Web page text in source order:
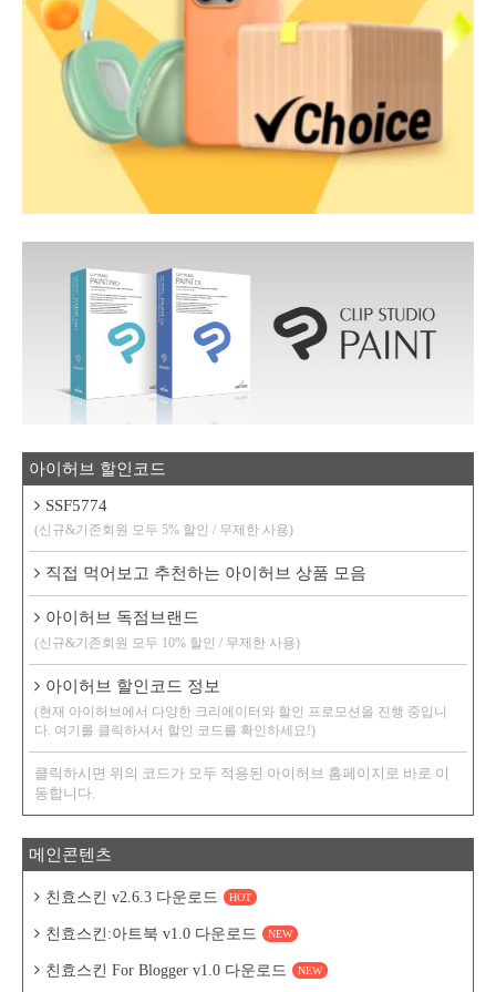
아이허브 할인코드
SSF5774
(신규&기존회원 모두 5% 할인 / 무제한 사용)
직접 먹어보고 추천하는 아이허브 상품 모음
아이허브 독점브랜드
(신규&기존회원 모두 10% 할인 / 무제한 사용)
아이허브 할인코드 정보
(현재 아이허브에서 다양한 크리에이터와 할인 프로모션을 진행 중입니
다. 여기를 클릭하셔서 할인 코드를 확인하세요!)
클릭하시면 위의 코드가 모두 적용된 아이허브 홈페이지로 바로 이
동합니다.
메인콘텐츠
친효스킨 v2.6.3 다운로드 HOT
친효스킨:아트북 v1.0 다운로드 NEW
친효스킨 For Blogger v1.0 다운로드 NEW